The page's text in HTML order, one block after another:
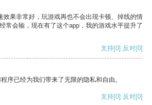
效果非常好，玩游戏再也不会出现卡顿、掉线的情
常会输，现在有了这个app，我的游戏水平提升了
支持[0] 反对[0]
序已经为我们带来了无限的隐私和自由。
支持[0] 反对[0]